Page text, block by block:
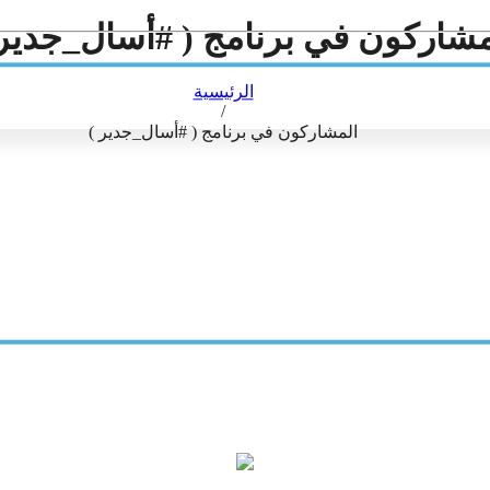
في برنامج (
الرئيسية
/
المشاركون في برنامج ( #أسال_جدير )
نشر